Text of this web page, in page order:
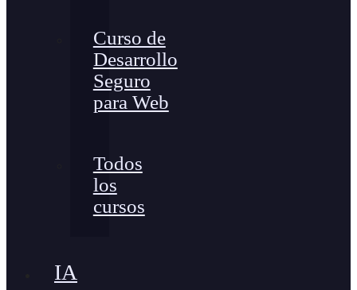
Curso de
Desarrollo
Seguro
para Web
Todos
los
cursos
IA